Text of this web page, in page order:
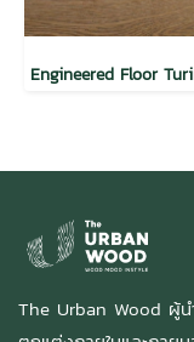
The Urban Wood ผู้